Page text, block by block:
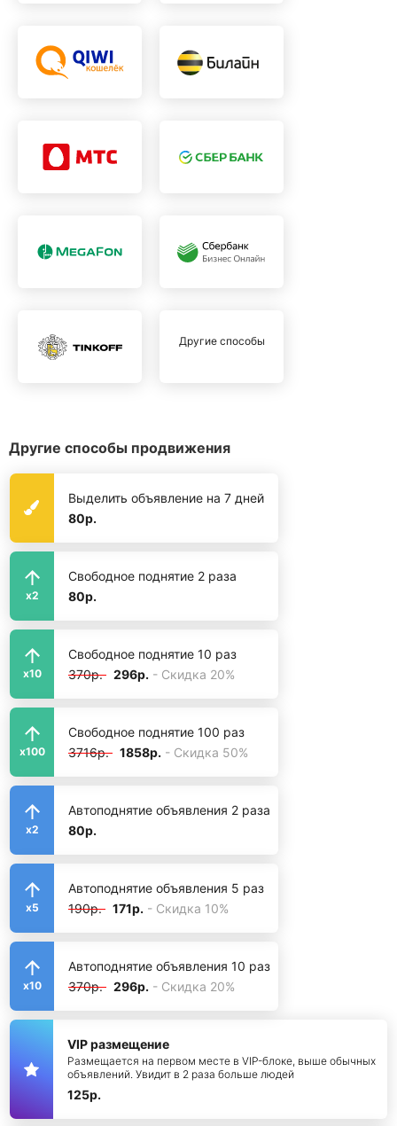
Другие способы
Другие способы продвижения
Выделить объявление на 7 дней
80р.
x2
Свободное поднятие 2 раза
80р.
x10
Свободное поднятие 10 раз
370р. 296р. - Скидка 20%
x100
Свободное поднятие 100 раз
3716р. 1858р. - Скидка 50%
x2
Автоподнятие объявления 2 раза
80р.
x5
Автоподнятие объявления 5 раз
190р. 171р. - Скидка 10%
x10
Автоподнятие объявления 10 раз
370р. 296р. - Скидка 20%
VIP размещение
Размещается на первом месте в VIP-блоке, выше обычных
объявлений. Увидит в 2 раза больше людей
125р.